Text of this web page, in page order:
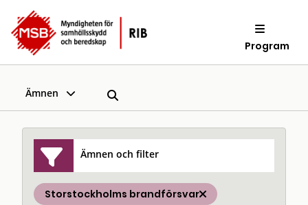
Program
Ämnen
Ämnen och filter
Storstockholms brandförsvar